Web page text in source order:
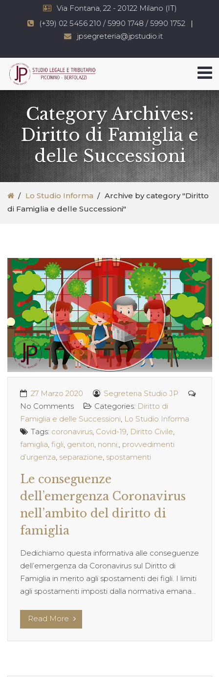
Via Fontana, 22 - 20122 Milano (IT)
(+39) 02 5456 210 / 5990 1748 / 5990 1752
jpsegreteria@jpstudio.it
Category Archives:
Diritto di Famiglia e
delle Successioni
Lo Studio Informa
Archive by category "Diritto
di Famiglia e delle Successioni"
27 Marzo 2020
Segreteria Studio JP
No Comments
Categories: Diritto di
Famiglia e delle Successioni, Lo Studio Informa
Tags: coronavirus, Covid-19, Diritto Civile,
famiglia, figli, genitori, nonni;, provvedimenti
d’urgenza, separazione, spostamenti
Le conseguenze
dell’emergenza Coronavirus
nell’ambito del diritto di
famiglia
Dedichiamo questa informativa alle conseguenze
dell’emergenza da Coronavirus sul Diritto di
Famiglia in merito agli spostamenti dei figli. I limiti
agli spostamenti imposti dalla normativa emana...
Read More